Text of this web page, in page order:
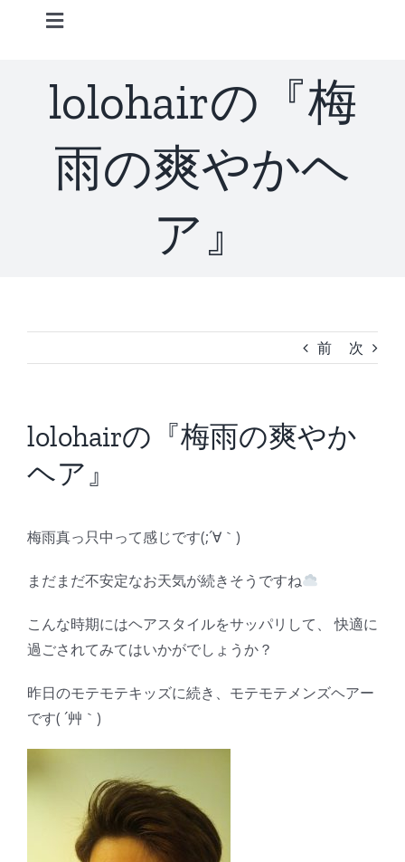
Toggle
STAFF
ACCESS
BLOG
Reservation
lolohairの『梅
雨の爽やかヘ
ア』
前 次
lolohairの『梅雨の爽やか
ヘア』
梅雨真っ只中って感じです(;´∀｀)
まだまだ不安定なお天気が続きそうですね
こんな時期にはヘアスタイルをサッパリして、 快適に
過ごされてみてはいかがでしょうか？
昨日のモテモテキッズに続き、モテモテメンズヘアー
です( ´艸｀)